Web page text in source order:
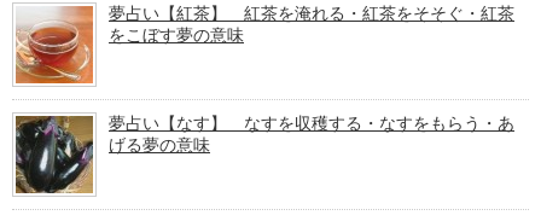
夢占い【紅茶】 紅茶を淹れる・紅茶をそそぐ・紅茶
をこぼす夢の意味
夢占い【なす】 なすを収穫する・なすをもらう・あ
げる夢の意味